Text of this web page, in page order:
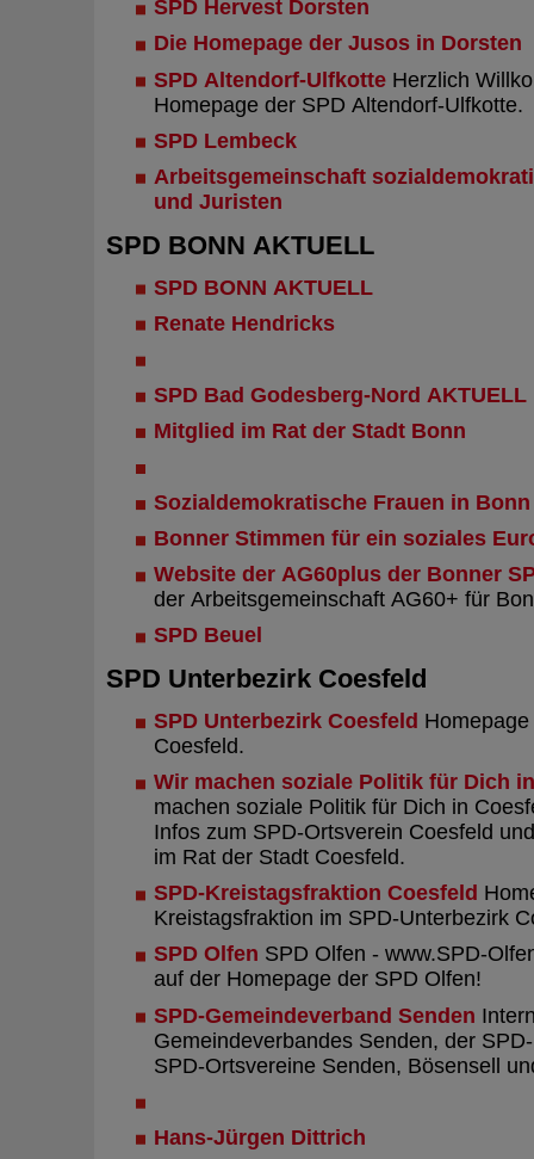
SPD Hervest Dorsten
Die Homepage der Jusos in Dorsten
SPD Altendorf-Ulfkotte Herzlich
Homepage der SPD Altendorf-Ulfkotte.
SPD Lembeck
Arbeitsgemeinschaft
und Juristen
SPD BONN AKTUELL
SPD BONN AKTUELL
Renate Hendricks
SPD Bad Godesberg-Nord AKTUELL
Mitglied im Rat der Stadt Bonn
Sozialdemokratische Frauen in Bonn
Bonner Stimmen für ein soziales
Website der AG60plus der Bonner
der Arbeitsgemeinschaft AG60+ für
SPD Beuel
SPD Unterbezirk Coesfeld
SPD Unterbezirk Coesfeld
Coesfeld.
Wir machen soziale Politik für Dich
machen soziale Politik für Dich in
Infos zum SPD-Ortsverein Coesfeld
im Rat der Stadt Coesfeld.
SPD-Kreistagsfraktion Coesfeld
Kreistagsfraktion im SPD-Unterbezirk
SPD Olfen SPD Olfen - www.SPD-
auf der Homepage der SPD Olfen!
SPD-Gemeindeverband Senden
Gemeindeverbandes Senden, der
SPD-Ortsvereine Senden, Bösensell
Hans-Jürgen Dittrich